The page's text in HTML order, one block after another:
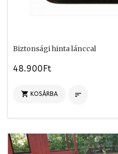
Biztonsági hinta lánccal
48.900Ft
 KOSÁRBA 